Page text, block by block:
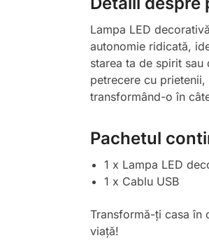
Lampa LED
autonomie ridicată,
starea ta de spirit
petrecere cu
transformând-o în
Pachetul
1 x Lampa LED
1 x Cablu USB
Transformă-ți casa în
viață!